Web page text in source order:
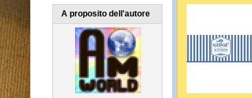
A proposito dell'autore